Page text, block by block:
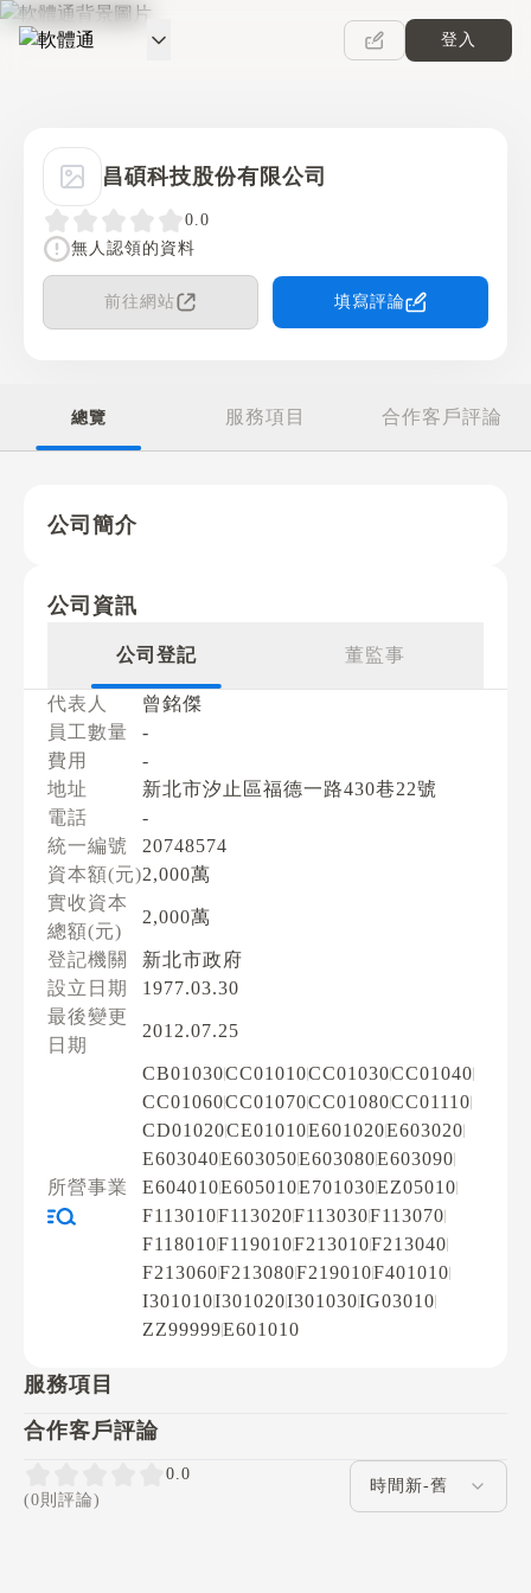
軟體通
登入
昌碩科技股份有限公司
0.0
無人認領的資料
前往網站 填寫評論
總覽 服務項目 合作客戶評論
公司簡介
公司資訊
公司登記 董監事
代表人
曾銘傑
員工數量
-
費用
-
地址
新北市汐止區福德一路430巷22號
電話
-
統一編號
20748574
資本額(元)2,000萬
實收資本
總額(元)
2,000萬
登記機關
新北市政府
設立日期
1977.03.30
最後變更
日期
2012.07.25
所營事業
CB01030CC01010CC01030CC01040
CC01060CC01070CC01080CC01110
CD01020CE01010E601020E603020
E603040E603050E603080E603090
E604010E605010E701030EZ05010
F113010F113020F113030F113070
F118010F119010F213010F213040
F213060F213080F219010F401010
I301010I301020I301030IG03010
ZZ99999E601010
服務項目
合作客戶評論
0.0
(0則評論)
評論排序